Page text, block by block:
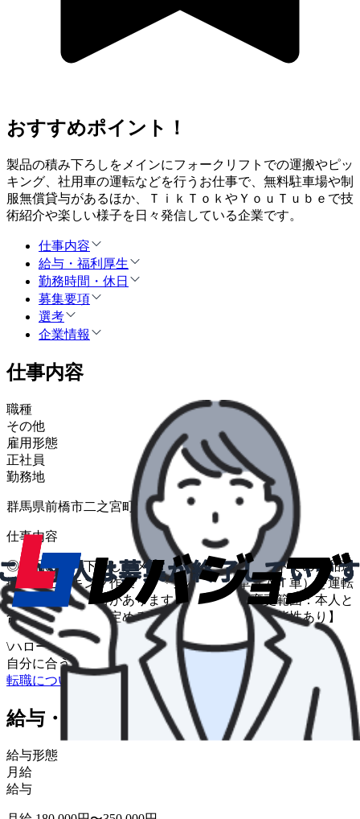
おすすめポイント！
製品の積み下ろしをメインにフォークリフトでの運搬やピッ
キング、社用車の運転などを行うお仕事で、無料駐車場や制
服無償貸与があるほか、ＴｉｋＴｏｋやＹｏｕＴｕｂｅで技
術紹介や楽しい様子を日々発信している企業です。
仕事内容
給与・福利厚生
勤務時間・休日
募集要項
選考
企業情報
仕事内容
職種
その他
雇用形態
正社員
勤務地
群馬県前橋市二之宮町５７５−１
仕事内容
◎製品の積み下ろしがメイン ◎フォークリフトでの部品運
搬 ◎ピッキング作業 ＊業務上社用車（ＡＴ車）を運転
していただく場合があります 【職種変更範囲：本人と
合意の上、当社の定める職種への変更の可 能性あり】
\ハローワークの求人も一括管理
自分に合う求人を探してもらう
転職について相談する
給与・福利厚生
給与形態
月給
給与